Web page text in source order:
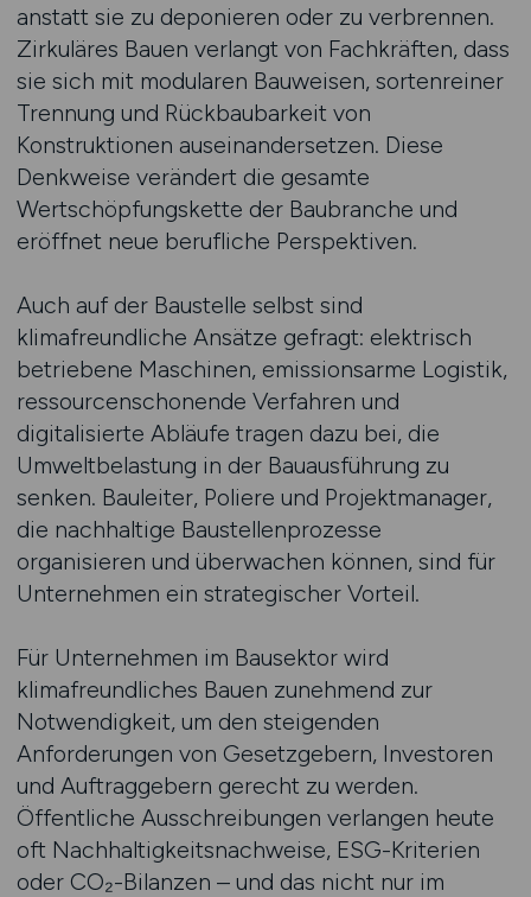
anstatt sie zu deponieren oder zu verbrennen.
Zirkuläres Bauen verlangt von Fachkräften, dass
sie sich mit modularen Bauweisen, sortenreiner
Trennung und Rückbaubarkeit von
Konstruktionen auseinandersetzen. Diese
Denkweise verändert die gesamte
Wertschöpfungskette der Baubranche und
eröffnet neue berufliche Perspektiven.
Auch auf der Baustelle selbst sind
klimafreundliche Ansätze gefragt: elektrisch
betriebene Maschinen, emissionsarme Logistik,
ressourcenschonende Verfahren und
digitalisierte Abläufe tragen dazu bei, die
Umweltbelastung in der Bauausführung zu
senken. Bauleiter, Poliere und Projektmanager,
die nachhaltige Baustellenprozesse
organisieren und überwachen können, sind für
Unternehmen ein strategischer Vorteil.
Für Unternehmen im Bausektor wird
klimafreundliches Bauen zunehmend zur
Notwendigkeit, um den steigenden
Anforderungen von Gesetzgebern, Investoren
und Auftraggebern gerecht zu werden.
Öffentliche Ausschreibungen verlangen heute
oft Nachhaltigkeitsnachweise, ESG-Kriterien
oder CO₂-Bilanzen – und das nicht nur im